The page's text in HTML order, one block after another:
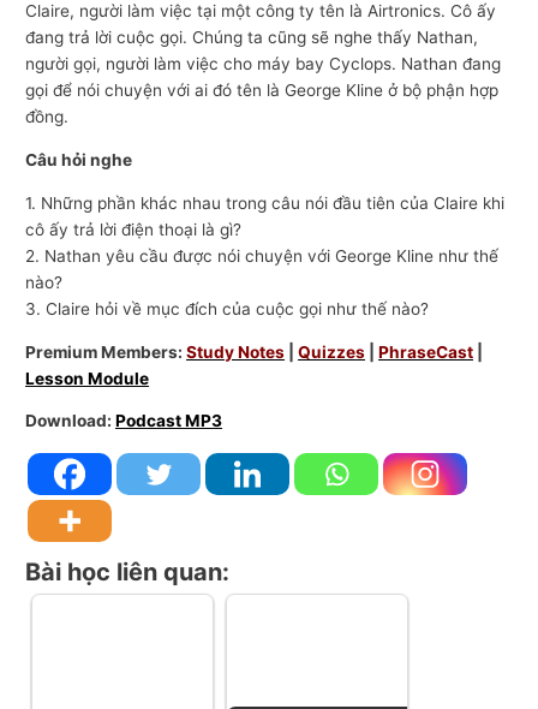
Claire, người làm việc tại một công ty tên là Airtronics. Cô ấy
đang trả lời cuộc gọi. Chúng ta cũng sẽ nghe thấy Nathan,
người gọi, người làm việc cho máy bay Cyclops. Nathan đang
gọi để nói chuyện với ai đó tên là George Kline ở bộ phận hợp
đồng.
Câu hỏi nghe
1. Những phần khác nhau trong câu nói đầu tiên của Claire khi
cô ấy trả lời điện thoại là gì?
2. Nathan yêu cầu được nói chuyện với George Kline như thế
nào?
3. Claire hỏi về mục đích của cuộc gọi như thế nào?
Premium Members:Study Notes |Quizzes |PhraseCast
Lesson Module
Download:Podcast MP3
Bài học liên quan: